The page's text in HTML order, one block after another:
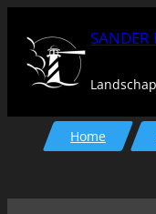
naar
inhoud
SANDER
Home